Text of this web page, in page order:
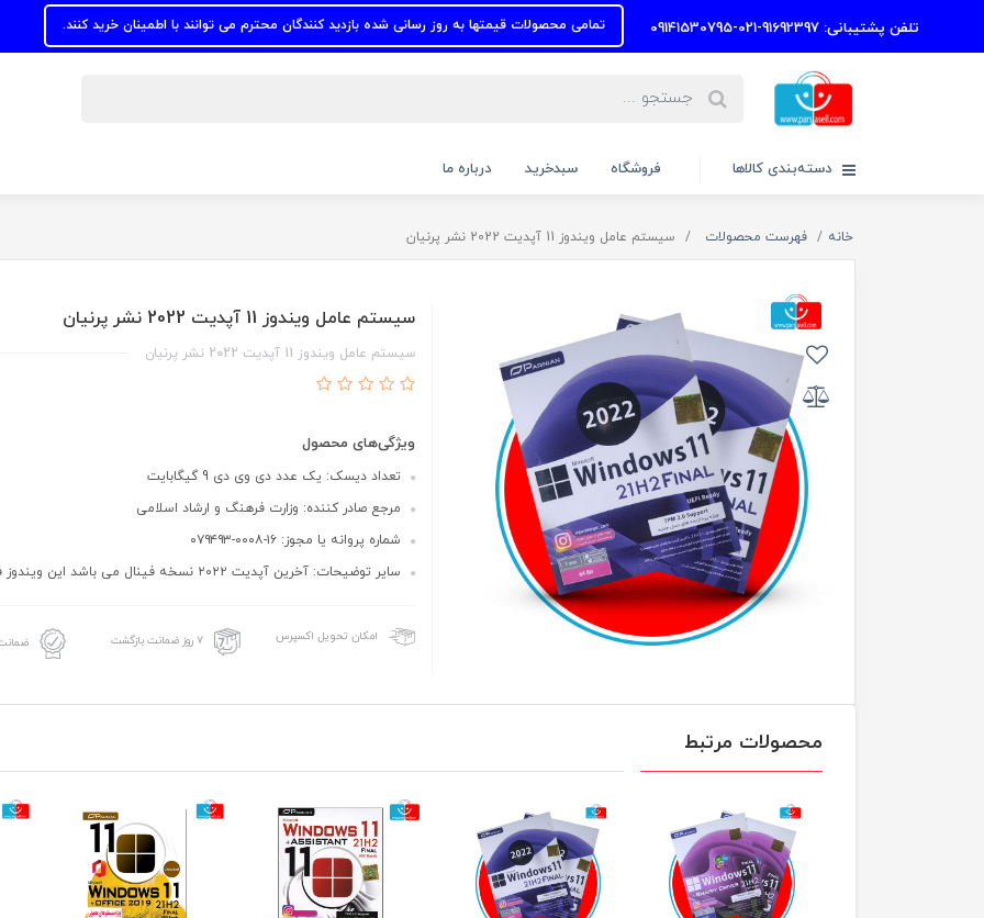
تلفن پشتیبانی: 91692397-021-09141530795 تمامی محصولات قیمتها به روز رسانی شده بازدید کنندگان محترم می توانند با اطمینان خرید کنند.
دسته‌بندی کالاها فروشگاه سبدخرید درباره ما
خانه فهرست محصولات سیستم عامل ویندوز 11 آپدیت 2022 نشر پرنیان
سیستم عامل ویندوز 11 آپدیت 2022 نشر پرنیان
سیستم عامل ویندوز 11 آپدیت 2022 نشر پرنیان
ویژگی‌های محصول
تعداد دیسک: یک عدد دی وی دی 9 گیگابایت
مرجع صادر کننده: وزارت فرهنگ و ارشاد اسلامی
شماره پروانه یا مجوز: ۱۶-۰۰۰۸-۰۷۹۴۹۳
سایر توضیحات: آخرین آپدیت ۲۰۲۲ نسخه فینال می باشد این ویندوز فقط...
امکان تحویل اکسپرس ۷ روز ضمانت بازگشت
محصولات مرتبط